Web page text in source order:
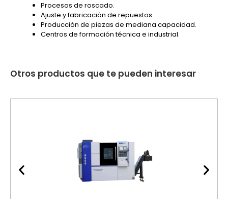
Procesos de roscado.
Ajuste y fabricación de repuestos.
Producción de piezas de mediana capacidad.
Centros de formación técnica e industrial.
Otros productos que te pueden interesar